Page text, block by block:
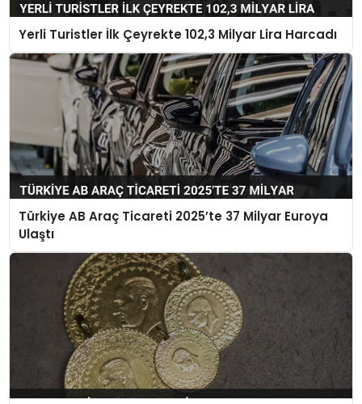
Yerli Turistler İlk Çeyrekte 102,3 Milyar Lira Harcadı
Türkiye AB Araç Ticareti 2025’te 37 Milyar Euroya
Ulaştı